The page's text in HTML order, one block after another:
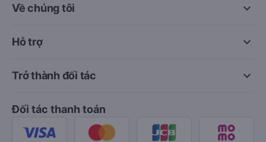
keyboard_arrow_down
Về chúng tôi
keyboard_arrow_down
Hỗ trợ
keyboard_arrow_down
Trở thành đối tác
Đối tác thanh toán